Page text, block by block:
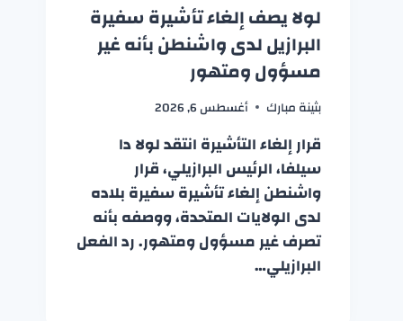
لولا يصف إلغاء تأشيرة سفيرة
البرازيل لدى واشنطن بأنه غير
مسؤول ومتهور
بثينة مبارك أغسطس 6, 2026
قرار إلغاء التأشيرة انتقد لولا دا
سيلفا، الرئيس البرازيلي، قرار
واشنطن إلغاء تأشيرة سفيرة بلاده
لدى الولايات المتحدة، ووصفه بأنه
تصرف غير مسؤول ومتهور. رد الفعل
البرازيلي…